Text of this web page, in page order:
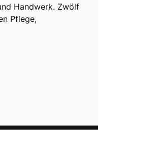
Handwerk. Zwölf
Pflege,